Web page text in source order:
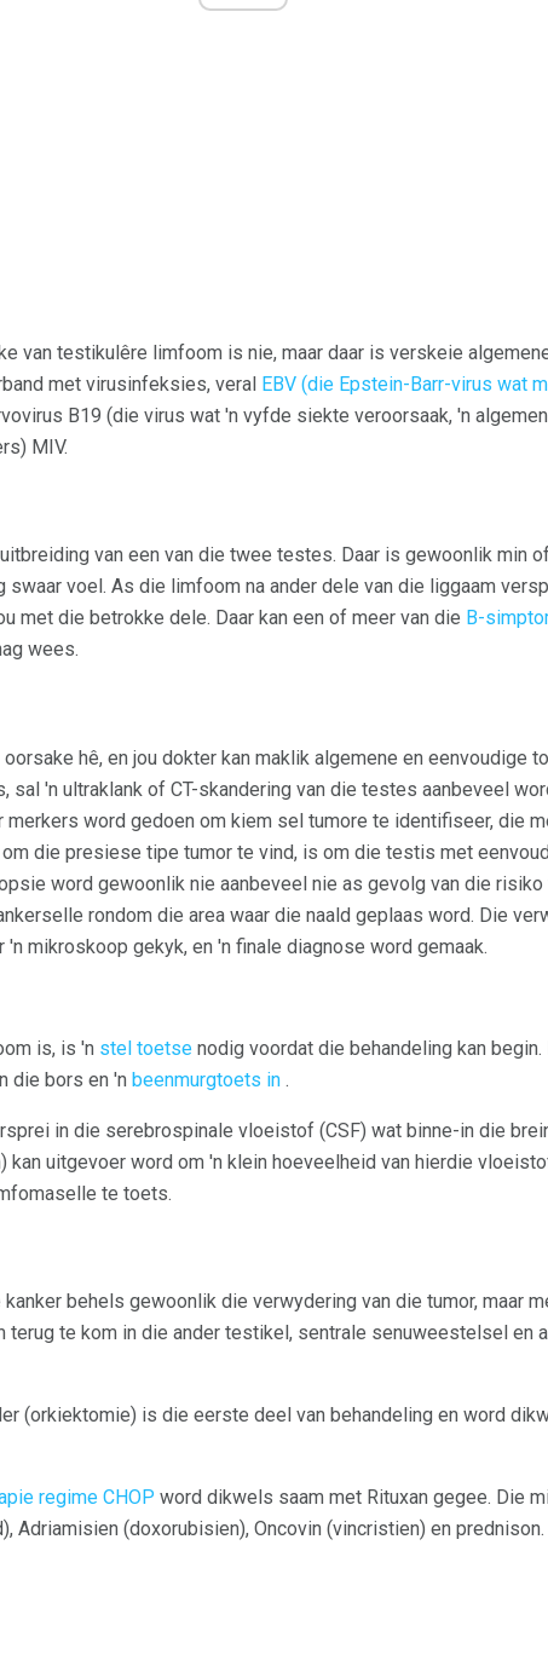
van testikulêre limfoom is nie, maar daar is verskeie
met virusinfeksies, veral EBV (die Epstein-Barr-virus wat
B19 (die virus wat 'n vyfde siekte veroorsaak, 'n
MIV.
van een van die twee testes. Daar is gewoonlik min
voel. As die limfoom na ander dele van die liggaam
met die betrokke dele. Daar kan een of meer van die B-
wees.
hê, en jou dokter kan maklik algemene en eenvoudige
sal 'n ultraklank of CT-skandering van die testes aanbeveel
word gedoen om kiem sel tumore te identifiseer, die
die presiese tipe tumor te vind, is om die testis met
word gewoonlik nie aanbeveel nie as gevolg van die risiko
rondom die area waar die naald geplaas word. Die
mikroskoop gekyk, en 'n finale diagnose word gemaak.
is, is 'n stel toetse nodig voordat die behandeling kan
die bors en 'n beenmurgtoets in .
in die serebrospinale vloeistof (CSF) wat binne-in die
kan uitgevoer word om 'n klein hoeveelheid van hierdie
te toets.
behels gewoonlik die verwydering van die tumor, maar
terug te kom in die ander testikel, sentrale senuweestelsel en
(orkiektomie) is die eerste deel van behandeling en word
regime CHOP word dikwels saam met Rituxan gegee. Die
Adriamisien (doxorubisien), Oncovin (vincristien) en prednison.